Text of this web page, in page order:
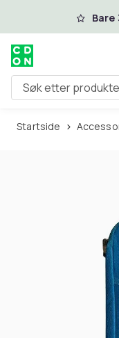
Hopp til
Søk etter produkter
Startside